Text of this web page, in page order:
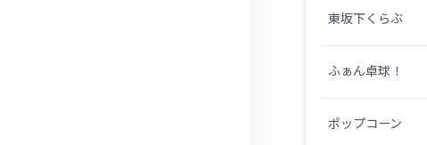
東坂下くらぶ
ふぁん卓球！
ポップコーン